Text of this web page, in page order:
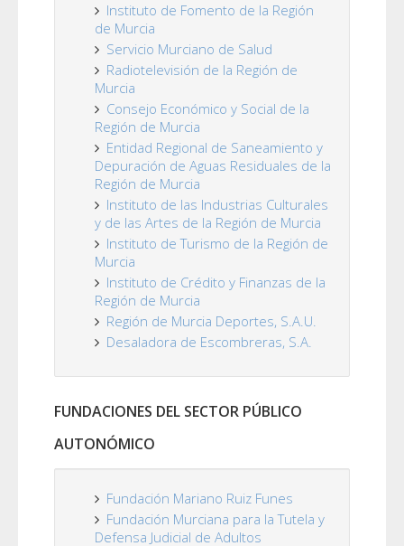
Instituto de Fomento de la Región
de Murcia
Servicio Murciano de Salud
Radiotelevisión de la Región de
Murcia
Consejo Económico y Social de la
Región de Murcia
Entidad Regional de Saneamiento y
Depuración de Aguas Residuales de la
Región de Murcia
Instituto de las Industrias Culturales
y de las Artes de la Región de Murcia
Instituto de Turismo de la Región de
Murcia
Instituto de Crédito y Finanzas de la
Región de Murcia
Región de Murcia Deportes, S.A.U.
Desaladora de Escombreras, S.A.
FUNDACIONES DEL SECTOR PÚBLICO
AUTONÓMICO
Fundación Mariano Ruiz Funes
Fundación Murciana para la Tutela y
Defensa Judicial de Adultos